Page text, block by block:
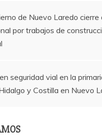
de Nuevo Laredo cierre
por trabajos de
seguridad vial en la
y Costilla en Nuevo